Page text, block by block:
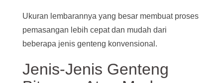
Ukuran lembarannya yang besar membuat proses
pemasangan lebih cepat dan mudah dari
beberapa jenis genteng konvensional.
Jenis-Jenis Genteng